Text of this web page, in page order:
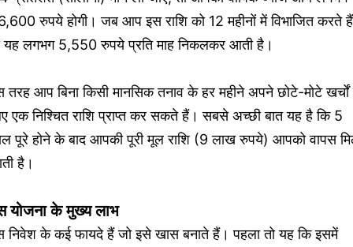
रुपये होगी। जब आप इस राशि को 12 महीनों में विभाजित करते
यह लगभग 5,550 रुपये प्रति माह निकलकर आती है।
तरह आप बिना किसी मानसिक तनाव के हर महीने अपने छोटे-मोटे
एक निश्चित राशि प्राप्त कर सकते हैं। सबसे अच्छी बात यह है कि 5
पूरे होने के बाद आपकी पूरी मूल राशि (9 लाख रुपये) आपको वापस
है।
योजना के मुख्य लाभ
निवेश के कई फायदे हैं जो इसे खास बनाते हैं। पहला तो यह कि इसमें